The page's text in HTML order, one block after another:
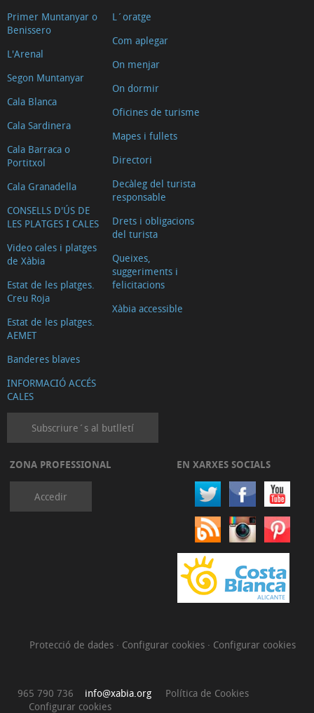
Primer Muntanyar o
Benissero
L'Arenal
Segon Muntanyar
Cala Blanca
Cala Sardinera
Cala Barraca o
Portitxol
Cala Granadella
CONSELLS D'ÚS DE
LES PLATGES I CALES
Video cales i platges
de Xàbia
Estat de les platges.
Creu Roja
Estat de les platges.
AEMET
Banderes blaves
INFORMACIÓ ACCÉS
CALES
L´oratge
Com aplegar
On menjar
On dormir
Oficines de turisme
Mapes i fullets
Directori
Decàleg del turista
responsable
Drets i obligacions
del turista
Queixes,
suggeriments i
felicitacions
Xàbia accessible
Subscriure´s al butlletí
ZONA PROFESSIONAL
Accedir
EN XARXES SOCIALS
Protecció de dades · Configurar cookies · Configurar cookies
965 790 736 info@xabia.org
Política de Cookies
Configurar cookies